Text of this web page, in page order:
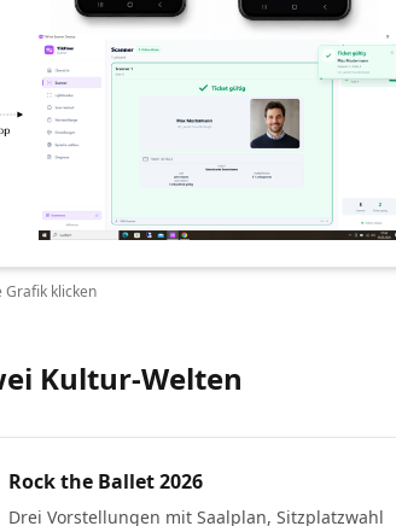
Grafik klicken
Kultur-Welten
Rock the Ballet 2026
Drei Vorstellungen mit Saalplan, Sitzplatzwahl